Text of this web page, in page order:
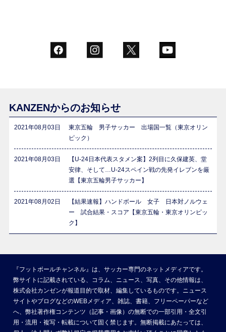
KANZENからのお知らせ
2021年08月03日
東京五輪 男子サッカー 出場国一覧（東京オリン
ピック）
2021年08月03日
【U-24日本代表スタメン案】2列目に久保建英、堂
安律、そして…U-24スペイン戦の先発イレブンを厳
選【東京五輪男子サッカー】
2021年08月02日
【結果速報】ハンドボール 女子 日本対ノルウェ
ー 試合結果・スコア【東京五輪・東京オリンピッ
ク】
『フットボールチャンネル』は、サッカー専門のネットメディアです。
弊サイトに記載されている、コラム、ニュース、写真、その他情報は、
株式会社カンゼンが報道目的で取材、編集しているものです。ニュース
サイトやブログなどのWEBメディア、雑誌、書籍、フリーペーパーなど
へ、弊社著作権コンテンツ（記事・画像）の無断での一部引用・全文引
用・流用・複写・転載について固く禁じます。無断掲載にあたっては、